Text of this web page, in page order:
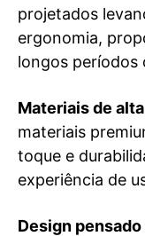
projetados
ergonomia,
longos períodos
Materiais de
materiais
toque e
experiência de
Design